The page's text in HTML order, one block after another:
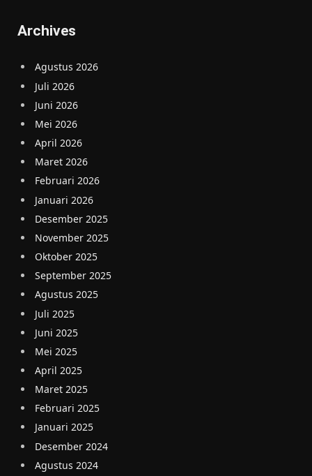
Archives
Agustus 2026
Juli 2026
Juni 2026
Mei 2026
April 2026
Maret 2026
Februari 2026
Januari 2026
Desember 2025
November 2025
Oktober 2025
September 2025
Agustus 2025
Juli 2025
Juni 2025
Mei 2025
April 2025
Maret 2025
Februari 2025
Januari 2025
Desember 2024
Agustus 2024